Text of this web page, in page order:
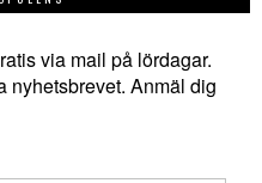
via mail på lördagar.
nyhetsbrevet. Anmäl dig